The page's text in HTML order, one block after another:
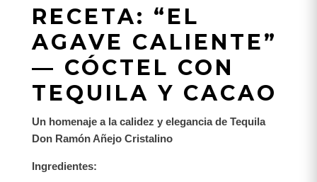
RECETA: “EL
AGAVE CALIENTE”
— CÓCTEL CON
TEQUILA Y CACAO
Un homenaje a la calidez y elegancia de Tequila
Don Ramón Añejo Cristalino
Ingredientes: